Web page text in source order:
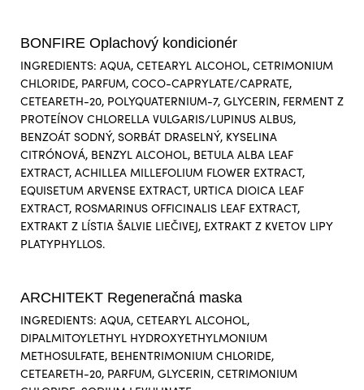
BONFIRE Oplachový kondicionér
INGREDIENTS: AQUA, CETEARYL ALCOHOL, CETRIMONIUM
CHLORIDE, PARFUM, COCO-CAPRYLATE/CAPRATE,
CETEARETH-20, POLYQUATERNIUM-7, GLYCERIN, FERMENT Z
PROTEÍNOV CHLORELLA VULGARIS/LUPINUS ALBUS,
BENZOÁT SODNÝ, SORBÁT DRASELNÝ, KYSELINA
CITRÓNOVÁ, BENZYL ALCOHOL, BETULA ALBA LEAF
EXTRACT, ACHILLEA MILLEFOLIUM FLOWER EXTRACT,
EQUISETUM ARVENSE EXTRACT, URTICA DIOICA LEAF
EXTRACT, ROSMARINUS OFFICINALIS LEAF EXTRACT,
EXTRAKT Z LÍSTIA ŠALVIE LIEČIVEJ, EXTRAKT Z KVETOV LIPY
PLATYPHYLLOS.
ARCHITEKT Regeneračná maska
INGREDIENTS: AQUA, CETEARYL ALCOHOL,
DIPALMITOYLETHYL HYDROXYETHYLMONIUM
METHOSULFATE, BEHENTRIMONIUM CHLORIDE,
CETEARETH-20, PARFUM, GLYCERIN, CETRIMONIUM